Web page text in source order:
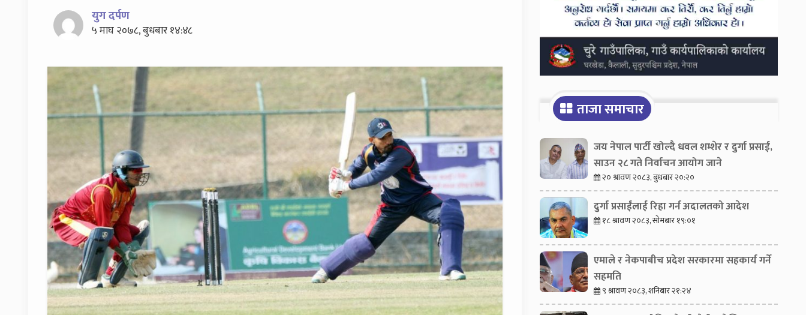
युग दर्पण
५ माघ २०७८, बुधबार १४:४८
ताजा समाचार
जय नेपाल पार्टी खोल्दै धवल शम्शेर र दुर्गा प्रसाईं,
साउन २८ गते निर्वाचन आयोग जाने
२० श्रावण २०८३, बुधबार २०:२०
दुर्गा प्रसाईंलाई रिहा गर्न अदालतको आदेश
१८ श्रावण २०८३, सोमबार १९:०१
एमाले र नेकपाबीच प्रदेश सरकारमा सहकार्य गर्ने
सहमति
९ श्रावण २०८३, शनिबार २१:२४